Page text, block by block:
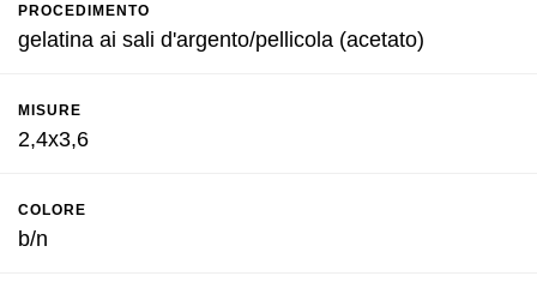
PROCEDIMENTO
gelatina ai sali d'argento/pellicola (acetato)
MISURE
2,4x3,6
COLORE
b/n